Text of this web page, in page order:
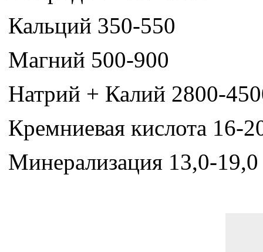
Кальций 350-550
Магний 500-900
Натрий + Калий 2800-
Кремниевая кислота 16-
Минерализация 13,0-19,0